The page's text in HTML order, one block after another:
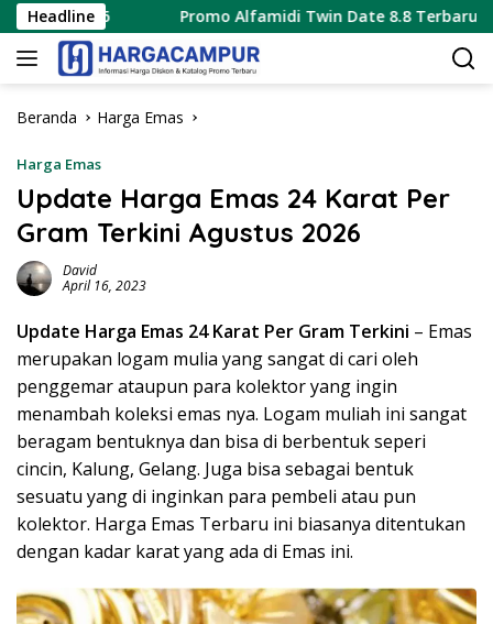
Langsung
ke
konten
Headline Promo Alfamidi Twin Date 8.8 Terbaru 8 Agustus
Beranda Harga Emas
Harga Emas
Update Harga Emas 24 Karat Per
Gram Terkini Agustus 2026
David
April 16, 2023
Update Harga Emas 24 Karat Per Gram Terkini – Emas
merupakan logam mulia yang sangat di cari oleh
penggemar ataupun para kolektor yang ingin
menambah koleksi emas nya. Logam muliah ini sangat
beragam bentuknya dan bisa di berbentuk seperi
cincin, Kalung, Gelang. Juga bisa sebagai bentuk
sesuatu yang di inginkan para pembeli atau pun
kolektor. Harga Emas Terbaru ini biasanya ditentukan
dengan kadar karat yang ada di Emas ini.